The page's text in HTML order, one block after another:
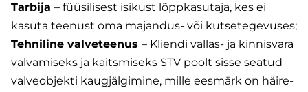
Tarbija – füüsilisest isikust lõppkasutaja, kes ei
kasuta teenust oma majandus- või kutsetegevuses;
Tehniline valveteenus – Kliendi vallas- ja kinnisvara
valvamiseks ja kaitsmiseks STV poolt sisse seatud
valveobjekti kaugjälgimine, mille eesmärk on häire-